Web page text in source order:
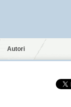
Autori